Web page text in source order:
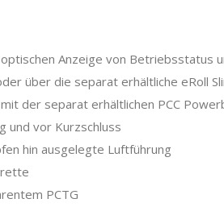
Anzeige von Betriebsstatus
über die separat erhältliche eRoll
der separat erhältlichen PCC
und vor Kurzschluss
hin ausgelegte Luftführung
PCTG